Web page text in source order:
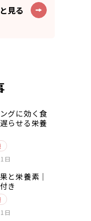
見る
グに効く食
らせる栄養
日
と栄養素｜
き
日